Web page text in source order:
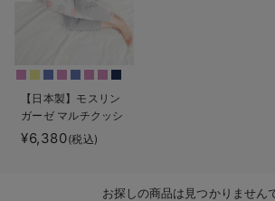
快適機能ウェア特集 ボトムス
erbaviva（エルバビーバ）
安心の日本製。先輩ママが買ってよかった！本当に必要な出産準備品
【日本製】モスリン
ガーゼ マルチクッシ
ョン 抱き枕 授乳
クッション
¥6,380(税込)
お探しの商品は見つかりません